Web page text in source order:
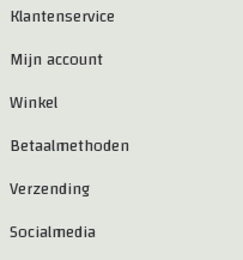
Klantenservice
Mijn account
Winkel
Betaalmethoden
Verzending
Socialmedia